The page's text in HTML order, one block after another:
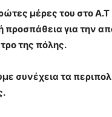
μέρες του στο
προσπάθεια για την
της πόλης.
συνέχεια τα